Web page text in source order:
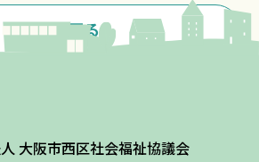
一覧に戻る
大阪市西区社会福祉協議会